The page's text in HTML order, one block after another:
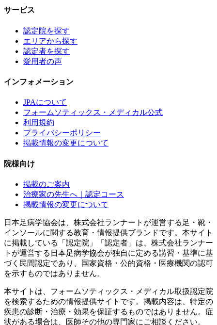
サービス
認定院を探す
エリアから探す
認定者を探す
愛用者の声
インフォメーション
JPAについて
フォームソティックス・メディカル公式
利用規約
プライバシーポリシー
掲載情報の変更について
院様向け
掲載のご案内
治療家の先生へ｜認定コース
掲載情報の変更について
日本足病学協会は、株式会社ランナートが運営する足・靴・
インソールに関する教育・情報提供ブランドです。本サイト
に掲載している「認定院」「認定者」は、株式会社ランナー
トが運営する日本足病学協会が独自に定める講習・基準に基
づく民間認定であり、国家資格・公的資格・医療機関の認可
を示すものではありません。
本サイトは、フォームソティックス・メディカル取扱認定院
を検索するための情報提供サイトです。掲載内容は、特定の
疾患の診断・治療・効果を保証するものではありません。症
状がある場合は、医師その他の専門家にご相談ください。